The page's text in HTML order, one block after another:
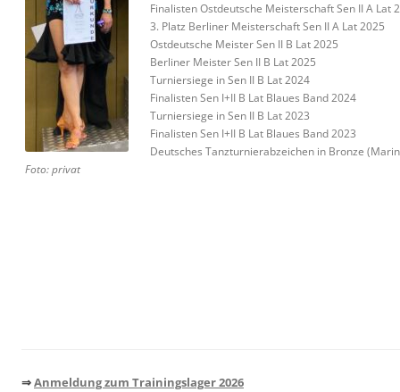
Foto: privat
Finalisten Ostdeutsche Meisterschaft Sen II A Lat
3. Platz Berliner Meisterschaft Sen II A Lat 2025
Ostdeutsche Meister Sen II B Lat 2025
Berliner Meister Sen II B Lat 2025
Turniersiege in Sen II B Lat 2024
Finalisten Sen I+II B Lat Blaues Band 2024
Turniersiege in Sen II B Lat 2023
Finalisten Sen I+II B Lat Blaues Band 2023
Deutsches Tanzturnierabzeichen in Bronze
⇒Anmeldung zum Trainingslager 2026